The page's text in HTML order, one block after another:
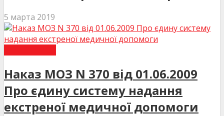
5 марта 2019
Наказ МОЗ N 370 від 01.06.2009
Про єдину систему надання
екстреної медичної допомоги